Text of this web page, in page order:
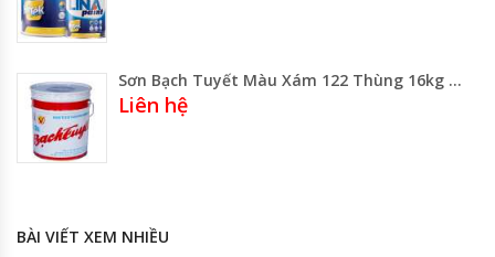
Sơn Bạch Tuyết Màu Xám 122 Thùng 16kg Loại Lớn
Liên hệ
BÀI VIẾT XEM NHIỀU